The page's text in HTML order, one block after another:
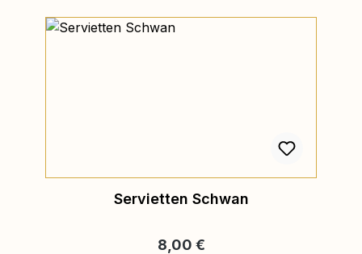
Servietten Schwan
Regulärer Preis:
8,00 €